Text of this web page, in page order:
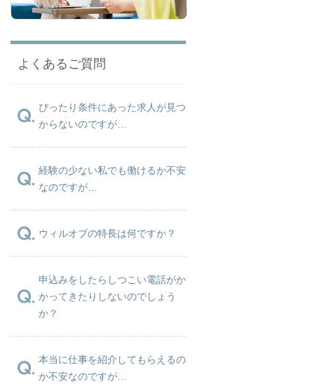
よくあるご質問
ぴったり条件にあった求人が見つ
からないのですが…
経験の少ない私でも働けるか不安
なのですが…
ウィルオブの特長は何ですか？
申込みをしたらしつこい電話がか
かってきたりしないのでしょう
か？
本当に仕事を紹介してもらえるの
か不安なのですが…